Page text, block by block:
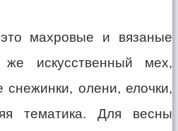
махровые и вязаные
искусственный мех,
снежинки, олени, елочки,
тематика. Для весны